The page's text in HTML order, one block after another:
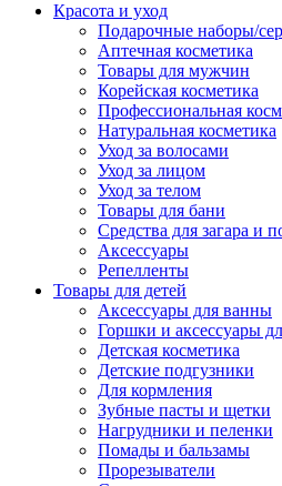
Красота и уход
Подарочные наборы/
Аптечная косметика
Товары для мужчин
Корейская косметика
Профессиональная
Натуральная косметика
Уход за волосами
Уход за лицом
Уход за телом
Товары для бани
Средства для загара и
Аксессуары
Репелленты
Товары для детей
Аксессуары для ванны
Горшки и аксессуары
Детская косметика
Детские подгузники
Для кормления
Зубные пасты и щетки
Нагрудники и пеленки
Помады и бальзамы
Прорезыватели